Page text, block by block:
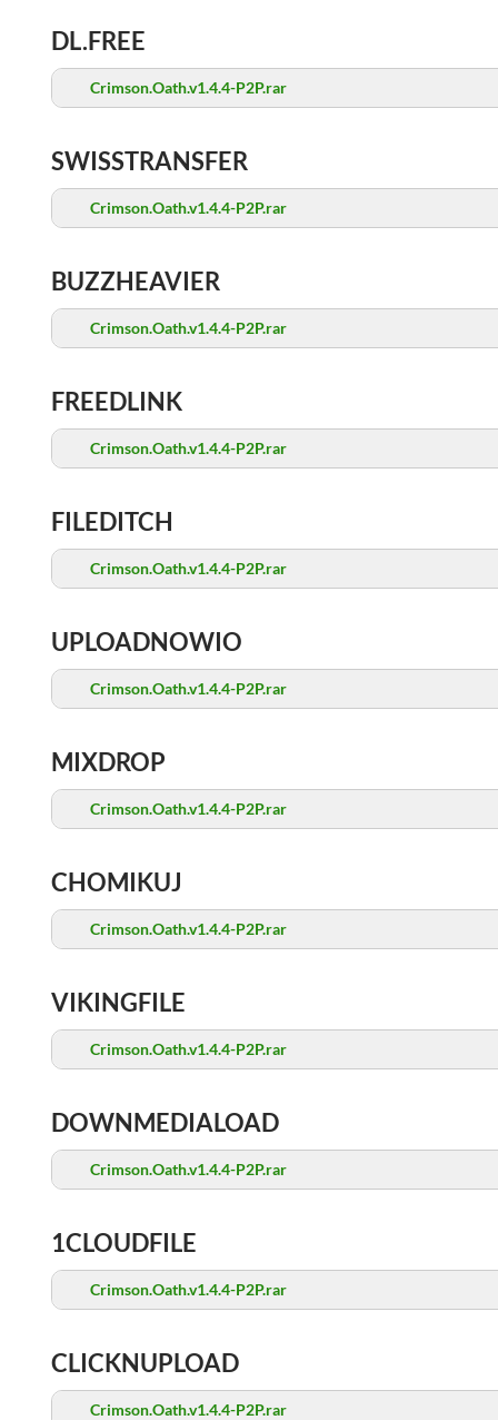
DL.FREE
Crimson.Oath.v1.4.4-P2P.rar
SWISSTRANSFER
Crimson.Oath.v1.4.4-P2P.rar
BUZZHEAVIER
Crimson.Oath.v1.4.4-P2P.rar
FREEDLINK
Crimson.Oath.v1.4.4-P2P.rar
FILEDITCH
Crimson.Oath.v1.4.4-P2P.rar
UPLOADNOWIO
Crimson.Oath.v1.4.4-P2P.rar
MIXDROP
Crimson.Oath.v1.4.4-P2P.rar
CHOMIKUJ
Crimson.Oath.v1.4.4-P2P.rar
VIKINGFILE
Crimson.Oath.v1.4.4-P2P.rar
DOWNMEDIALOAD
Crimson.Oath.v1.4.4-P2P.rar
1CLOUDFILE
Crimson.Oath.v1.4.4-P2P.rar
CLICKNUPLOAD
Crimson.Oath.v1.4.4-P2P.rar